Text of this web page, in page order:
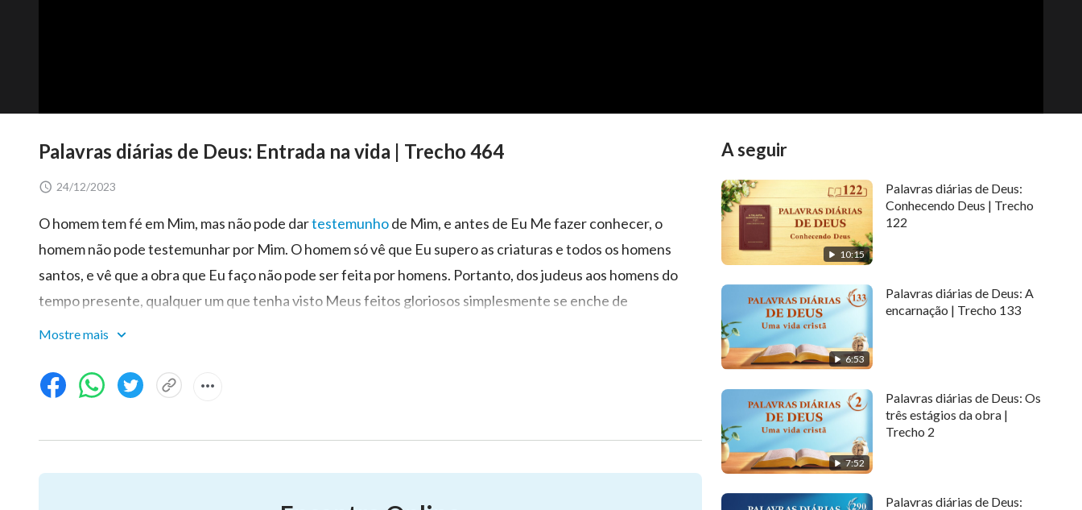
Palavras diárias de Deus: Entrada na vida | Trecho 464
24/12/2023
O homem tem fé em Mim, mas não pode dartestemunhode Mim, e antes de Eu Me fazer conhecer, o
homem não pode testemunhar por Mim. O homem só vê que Eu supero as criaturas e todos os homens
santos, e vê que a obra que Eu faço não pode ser feita por homens. Portanto, dos judeus aos homens do
tempo presente, qualquer um que tenha visto Meus feitos gloriosos simplesmente se enche de
curiosidade a Meu respeito, no entanto, nenhuma boca de nenhuma criatura seria capaz de dar
todas as criaturas. Se não, independentemente de como Eu operasse, o homem nunca saberia que Eu sou o
Senhor da criação, porque o homem só sabe tomar e não tem fé em Mim por causa da Minha obra. O
No entanto, poucos são aqueles que creem que Eu sou o Senhor da criação. É por isso que Eu digo que o
Mostre mais
A seguir
10:15
Palavras diárias de Deus:
Conhecendo Deus | Trecho
122
6:53
Palavras diárias de Deus: A
encarnação | Trecho 133
7:52
Palavras diárias de Deus: Os
três estágios da obra |
Trecho 2
Palavras diárias de Deus: